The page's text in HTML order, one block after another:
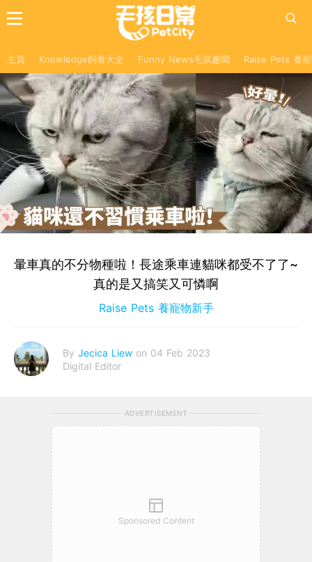
主頁 Knowledge飼養大全 Funny News毛孩趣聞 Raise Pets 養
暈車真的不分物種啦！長途乘車連貓咪都受不了了~
真的是又搞笑又可憐啊
Raise Pets 養寵物新手
By Jecica Liew on 04 Feb 2023
Digital Editor
ADVERTISEMENT
Sponsored Content